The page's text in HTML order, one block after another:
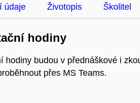
údaje Životopis Školitel
hodiny
hodiny budou v přednáškové i
přes MS Teams.